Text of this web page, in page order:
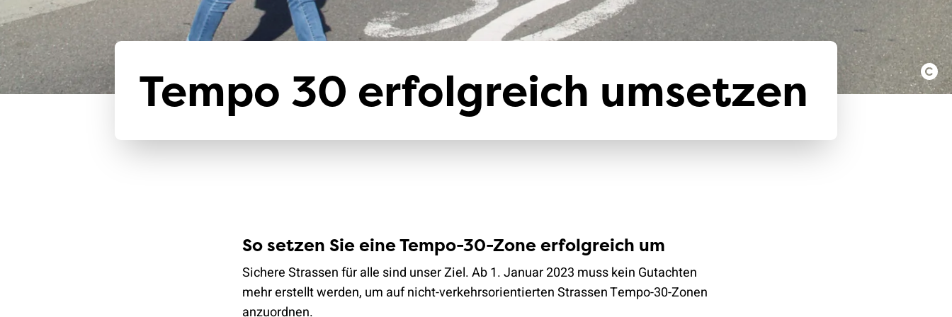
Tempo 30 erfolgreich umsetzen
So setzen Sie eine Tempo-30-Zone erfolgreich um
Sichere Strassen für alle sind unser Ziel. Ab 1. Januar 2023 muss kein Gutachten
mehr erstellt werden, um auf nicht-verkehrsorientierten Strassen Tempo-30-Zonen
anzuordnen.